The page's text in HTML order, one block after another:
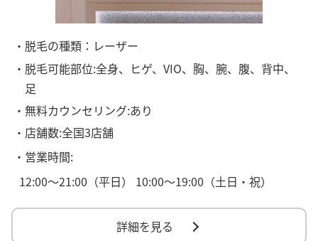
・脱毛の種類：レーザー
・脱毛可能部位:全身、ヒゲ、VIO、胸、腕、腹、背中、
足
・無料カウンセリング:あり
・店舗数:全国3店舗
・営業時間:
12:00〜21:00（平日） 10:00〜19:00（土日・祝）
詳細を見る